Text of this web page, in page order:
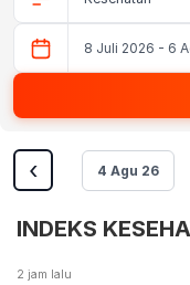
8 Juli 2026 - 6
‹ 4 Agu 26
INDEKS
2 jam lalu